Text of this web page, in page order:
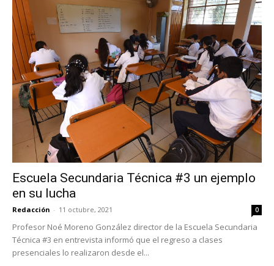
Escuela Secundaria Técnica #3 un ejemplo
en su lucha
Redacción - 11 octubre, 2021 0
Profesor Noé Moreno González director de la Escuela Secundaria
Técnica #3 en entrevista informó que el regreso a clases
presenciales lo realizaron desde el...